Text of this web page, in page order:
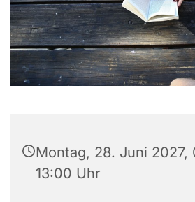
Montag, 28. Juni 2027,
13:00 Uhr